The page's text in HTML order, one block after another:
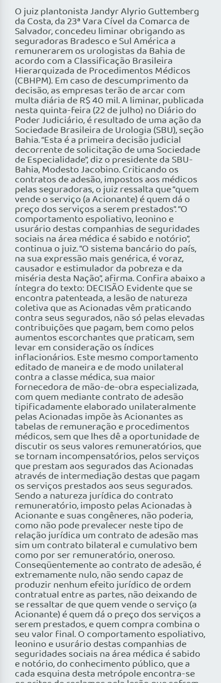
O juiz plantonista Jandyr Alyrio Guttemberg
da Costa, da 23ª Vara Cível da Comarca de
Salvador, concedeu liminar obrigando as
seguradoras Bradesco e Sul América a
remunerarem os urologistas da Bahia de
acordo com a Classificação Brasileira
Hierarquizada de Procedimentos Médicos
(CBHPM). Em caso de descumprimento da
decisão, as empresas terão de arcar com
multa diária de R$ 40 mil. A liminar, publicada
nesta quinta-feira (22 de julho) no Diário do
Poder Judiciário, é resultado de uma ação da
Sociedade Brasileira de Urologia (SBU), seção
Bahia. “Esta é a primeira decisão judicial
decorrente de solicitação de uma Sociedade
de Especialidade”, diz o presidente da SBU-
Bahia, Modesto Jacobino. Criticando os
contratos de adesão, impostos aos médicos
pelas seguradoras, o juiz ressalta que “quem
vende o serviço (a Acionante) é quem dá o
preço dos serviços a serem prestados”. “O
comportamento espoliativo, leonino e
usurário destas companhias de seguridades
sociais na área médica é sabido e notório”,
continua o juiz. “O sistema bancário do país,
na sua expressão mais genérica, é voraz,
causador e estimulador da pobreza e da
miséria desta Nação”, afirma. Confira abaixo a
íntegra do texto: DECISÃO Evidente que se
encontra patenteada, a lesão de natureza
coletiva que as Acionadas vêm praticando
contra seus segurados, não só pelas elevadas
contribuições que pagam, bem como pelos
aumentos escorchantes que praticam, sem
levar em consideração os índices
inflacionários. Este mesmo comportamento
editado de maneira e de modo unilateral
contra a classe médica, sua maior
fornecedora de mão-de-obra especializada,
com quem mediante contrato de adesão
tipificadamente elaborado unilateralmente
pelas Acionadas impõe às Acionantes as
tabelas de remuneração e procedimentos
médicos, sem que lhes dê a oportunidade de
discutir os seus valores remuneratórios, que
se tornam incompensatórios, pelos serviços
que prestam aos segurados das Acionadas
através de intermediação destas que pagam
os serviços prestados aos seus segurados.
Sendo a natureza jurídica do contrato
remuneratório, imposto pelas Acionadas à
Acionante e suas congêneres, não poderia,
como não pode prevalecer neste tipo de
relação jurídica um contrato de adesão mas
sim um contrato bilateral e cumulativo bem
como por ser remuneratório, oneroso.
Conseqüentemente ao contrato de adesão, é
extremamente nulo, não sendo capaz de
produzir nenhum efeito jurídico de ordem
contratual entre as partes, não deixando de
se ressaltar de que quem vende o serviço (a
Acionante) é quem dá o preço dos serviços a
serem prestados, e quem compra combina o
seu valor final. O comportamento espoliativo,
leonino e usurário destas companhias de
seguridades sociais na área médica é sabido
e notório, do conhecimento público, que a
cada esquina desta metrópole encontra-se